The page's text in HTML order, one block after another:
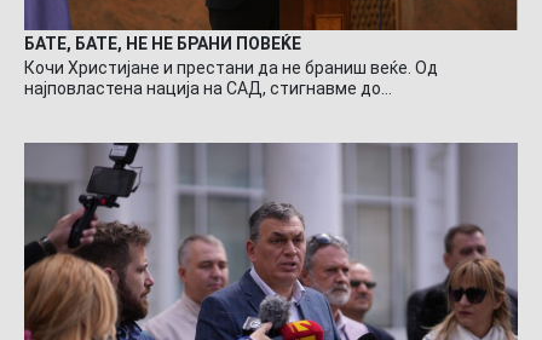
БАТЕ, БАТЕ, НЕ НЕ БРАНИ ПОВЕЌЕ
Кочи Христијане и престани да не браниш веќе. Од
најповластена нација на САД, стигнавме до…